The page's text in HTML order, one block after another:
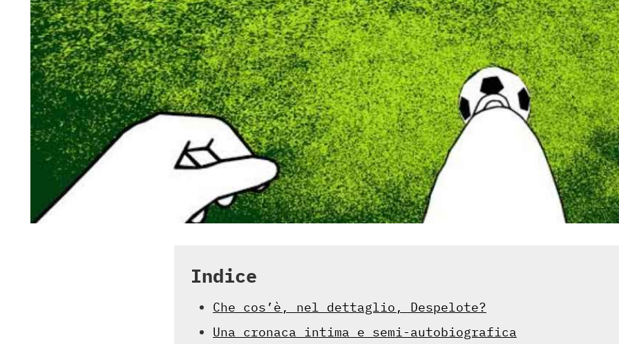
Indice
Che cos’è, nel dettaglio, Despelote?
Una cronaca intima e semi-autobiografica